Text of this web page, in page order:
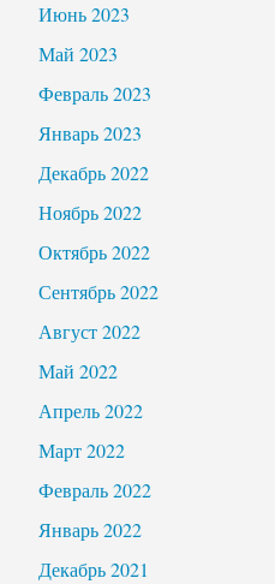
Июнь 2023
Май 2023
Февраль 2023
Январь 2023
Декабрь 2022
Ноябрь 2022
Октябрь 2022
Сентябрь 2022
Август 2022
Май 2022
Апрель 2022
Март 2022
Февраль 2022
Январь 2022
Декабрь 2021